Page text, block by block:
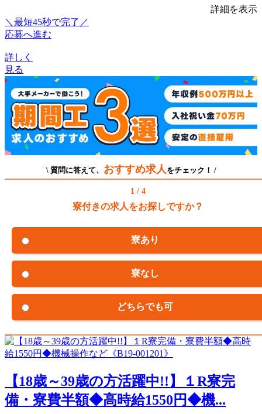
詳細を表示
＼最短45秒で完了／
応募へ進む
詳しく
見る
\ 質問に答えて、 おすすめ求人 をチェック！ /
1 / 4
寮付きの求人をお探しですか？
寮あり
寮なし
どちらでも可
【18歳～39歳の方活躍中!!】１R寮完
備・寮費半額◆高時給1550円◆機...